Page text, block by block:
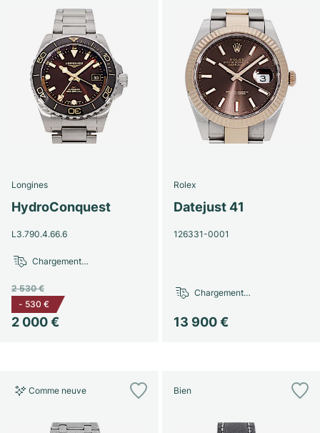
Longines
HydroConquest
L3.790.4.66.6
2 000 €
2 530 €
- 530 €
Chargement…
Rolex
Datejust 41
126331-0001
13 900 €
Chargement…
Comme neuve Bien